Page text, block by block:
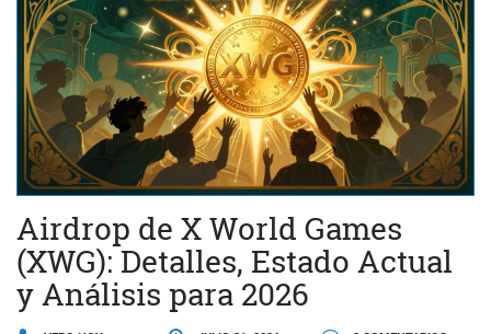
Airdrop de X World Games
(XWG): Detalles, Estado Actual
y Análisis para 2026